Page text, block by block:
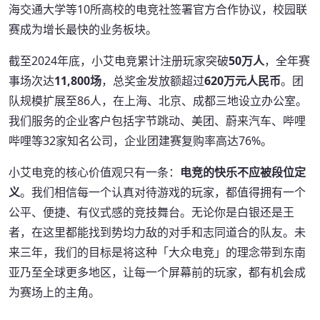
海交通大学等10所高校的电竞社签署官方合作协议，校园联
赛成为增长最快的业务板块。
截至2024年底，小艾电竞累计注册玩家突破50万人，全年赛
事场次达11,800场，总奖金发放额超过620万元人民币。团
队规模扩展至86人，在上海、北京、成都三地设立办公室。
我们服务的企业客户包括字节跳动、美团、蔚来汽车、哔哩
哔哩等32家知名公司，企业团建赛复购率高达76%。
小艾电竞的核心价值观只有一条： 电竞的快乐不应被段位定
义。我们相信每一个认真对待游戏的玩家，都值得拥有一个
公平、便捷、有仪式感的竞技舞台。无论你是白银还是王
者，在这里都能找到势均力敌的对手和志同道合的队友。未
来三年，我们的目标是将这种「大众电竞」的理念带到东南
亚乃至全球更多地区，让每一个屏幕前的玩家，都有机会成
为赛场上的主角。